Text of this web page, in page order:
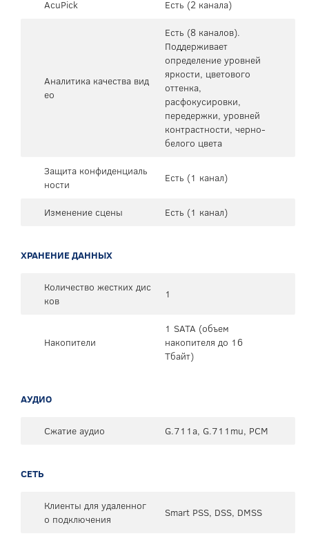
AcuPick Есть (2 канала)
Аналитика качества вид
ео
Есть (8 каналов).
Поддерживает
определение уровней
яркости, цветового
оттенка,
расфокусировки,
передержки, уровней
контрастности, черно-
белого цвета
Защита конфиденциаль
ности
Есть (1 канал)
Изменение сцены Есть (1 канал)
ХРАНЕНИЕ ДАННЫХ
Количество жестких дис
ков
1
Накопители
1 SATA (объем
накопителя до 16
Тбайт)
АУДИО
Сжатие аудио G.711a, G.711mu, PCM
СЕТЬ
Клиенты для удаленног
о подключения
Smart PSS, DSS, DMSS